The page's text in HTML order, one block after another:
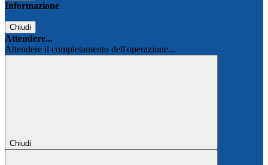
Informazione
Chiudi
Attendere...
Attendere il completamento dell'operazione...
Chiudi